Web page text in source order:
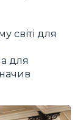
світі для
для